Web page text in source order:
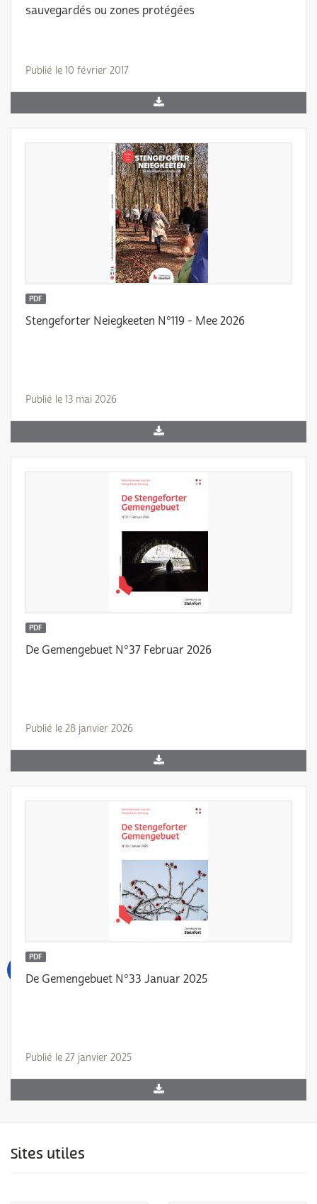
sauvegardés ou zones protégées
Publié le 10 février 2017
PDF
Stengeforter Neiegkeeten N°119 - Mee 2026
Publié le 13 mai 2026
PDF
De Gemengebuet N°37 Februar 2026
Publié le 28 janvier 2026
PDF
De Gemengebuet N°33 Januar 2025
Publié le 27 janvier 2025
Sites utiles